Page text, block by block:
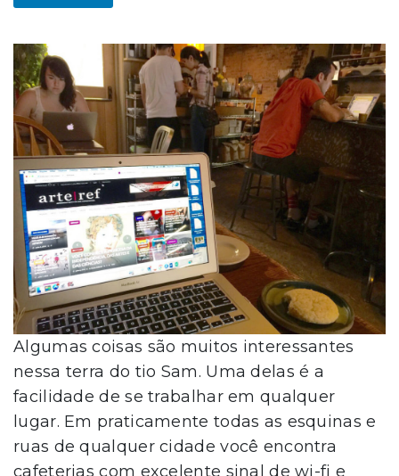
Algumas coisas são muitos interessantes
nessa terra do tio Sam. Uma delas é a
facilidade de se trabalhar em qualquer
lugar. Em praticamente todas as esquinas e
ruas de qualquer cidade você encontra
cafeterias com excelente sinal de wi-fi e